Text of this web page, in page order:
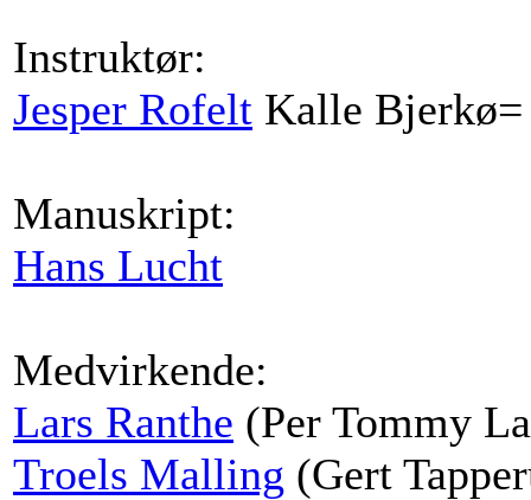
Instruktør:
Jesper Rofelt Kalle
Manuskript:
Hans Lucht
Medvirkende:
Lars Ranthe (Per Tommy
Troels Malling (Gert